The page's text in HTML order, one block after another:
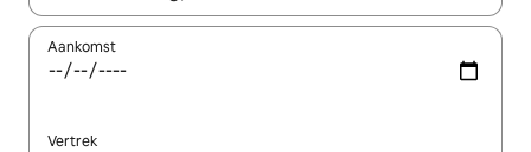
Aankomst
Vertrek